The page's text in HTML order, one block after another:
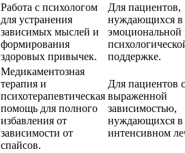
Работа с психологом
для устранения
зависимых мыслей и
формирования
здоровых привычек.
Для пациентов,
нуждающихся в
эмоциональной
поддержке.
Медикаментозная
терапия и
психотерапевтическая
помощь для полного
избавления от
зависимости от
спайсов.
Для пациентов с
выраженной
зависимостью,
нуждающихся в
интенсивном